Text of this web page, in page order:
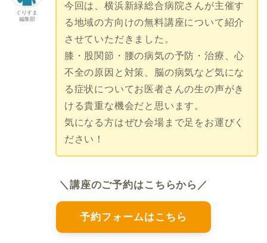
ぐりすま
編集部
今回は、横浜新緑総合病院さんが主催す
る地域の方向けの無料講座について紹介
させていただきました。
膝・股関節・腰の病気の予防・治療、心
不全の原因と対策、脳の病気など気にな
る症状についてお医者さんの生の声がき
ける貴重な機会だと思います。
気になる方はぜひ会場まで足をお運びく
ださい！
＼講座のご予約はこちらから／
予約フォームはこちら